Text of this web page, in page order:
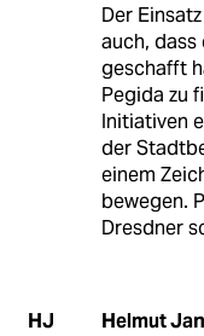
Der
auch, dass
geschafft
Pegida zu
Initiativen
der
einem
bewegen.
Dresdner
HJ Helmut